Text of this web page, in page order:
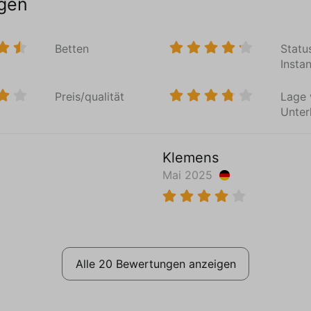
Nähe See
Weg
Betten
Preis/qualität
Lage
Klemens
Mai 2025
Weiterlesen
Alle 20 Bewertungen anzeigen